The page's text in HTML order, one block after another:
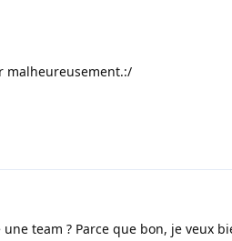
malheureusement.:/
team ? Parce que bon, je veux